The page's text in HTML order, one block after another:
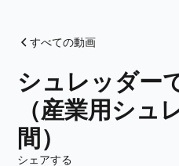
すべての動画
シュレッダー
（産業用シュ
間）
シェアする